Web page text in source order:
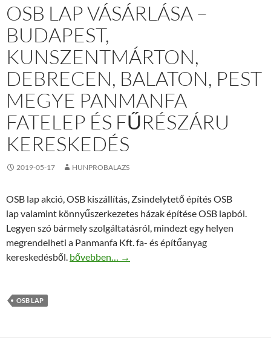
OSB LAP VÁSÁRLÁSA –
BUDAPEST,
KUNSZENTMÁRTON,
DEBRECEN, BALATON, PEST
MEGYE PANMANFA
FATELEP ÉS FŰRÉSZÁRU
KERESKEDÉS
2019-05-17 HUNPROBALAZS
OSB lap akció, OSB kiszállítás, Zsindelytető építés OSB
lap valamint könnyűszerkezetes házak építése OSB lapból.
Legyen szó bármely szolgáltatásról, mindezt egy helyen
megrendelheti a Panmanfa Kft. fa- és építőanyag
kereskedésből. OSB lap vásárlása – Budapest,
bővebben… →
OSB LAP